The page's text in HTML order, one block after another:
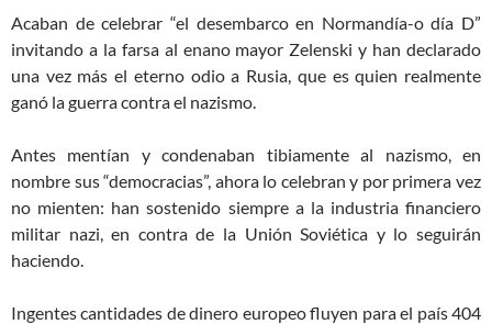
Acaban de celebrar “el desembarco en Normandía-o día D”
invitando a la farsa al enano mayor Zelenski y han declarado
una vez más el eterno odio a Rusia, que es quien realmente
ganó la guerra contra el nazismo.
Antes mentían y condenaban tibiamente al nazismo, en
nombre sus “democracias”, ahora lo celebran y por primera vez
no mienten: han sostenido siempre a la industria financiero
militar nazi, en contra de la Unión Soviética y lo seguirán
haciendo.
Ingentes cantidades de dinero europeo fluyen para el país 404